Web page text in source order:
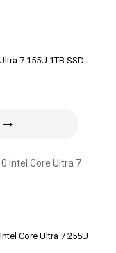
7 155U 1TB SSD
Core Ultra 7 255U